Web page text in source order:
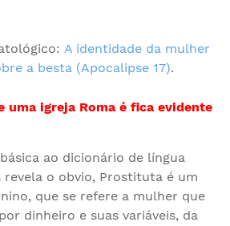
A identidade da mulher
a besta (Apocalipse 17).
uma igreja Roma é fica evidente
ao dicionário de língua
revela o obvio, Prostituta é um
que se refere a mulher que
dinheiro e suas variáveis, da